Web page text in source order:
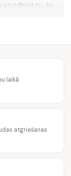
atradīsiet to, ko
kurpes ir
Mūsu plašais
ka jūs atradīsiet
saņemiet īpašas
laikā
atgriešanas